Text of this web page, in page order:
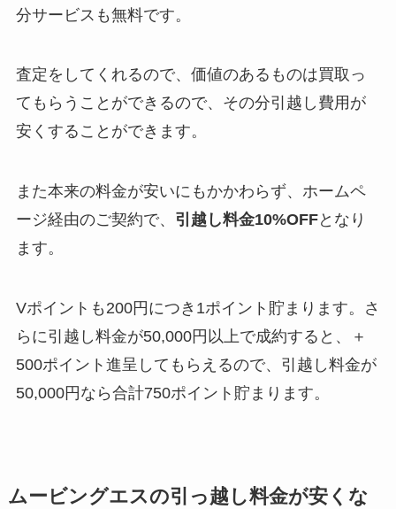
分サービスも無料です。
査定をしてくれるので、価値のあるものは買取っ
てもらうことができるので、その分引越し費用が
安くすることができます。
また本来の料金が安いにもかかわらず、ホームペ
ージ経由のご契約で、 引越し料金10%OFFとなり
ます。
Vポイントも200円につき1ポイント貯まります。さ
らに引越し料金が50,000円以上で成約すると、＋
500ポイント進呈してもらえるので、引越し料金が
50,000円なら合計750ポイント貯まります。
ムービングエスの引っ越し料金が安くな